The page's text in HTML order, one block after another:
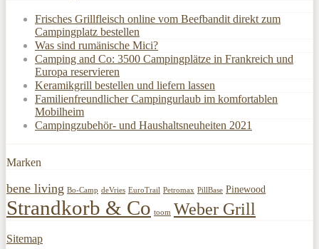
Frisches Grillfleisch online vom Beefbandit direkt zum
Campingplatz bestellen
Was sind rumänische Mici?
Camping and Co: 3500 Campingplätze in Frankreich und
Europa reservieren
Keramikgrill bestellen und liefern lassen
Familienfreundlicher Campingurlaub im komfortablen
Mobilheim
Campingzubehör- und Haushaltsneuheiten 2021
Marken
bene living Bo-Camp deVries EuroTrail Petromax PillBase Pinewood
Strandkorb & Co toom Weber Grill
Sitemap